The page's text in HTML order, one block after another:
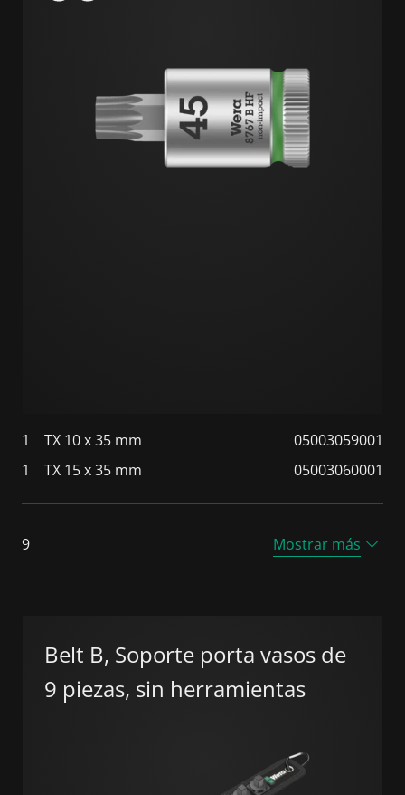
1 TX 10 x 35 mm
05003059001
1
TX 15 x 35 mm 05003060001
9 Mostrar más
Belt B, Soporte porta vasos de
9 piezas, sin herramientas